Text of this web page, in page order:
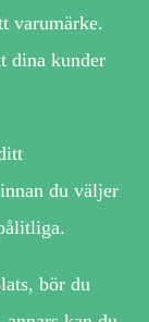
varumärke.
dina kunder
du väljer
bör du